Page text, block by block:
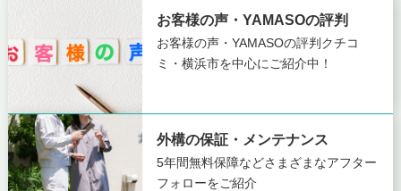
お客様の声・YAMASOの評判
お客様の声・YAMASOの評判 クチコ
ミ・横浜市を中心にご紹介中！
外構の保証・メンテナンス
5年間無料保障などさまざまなアフター
フォローをご紹介